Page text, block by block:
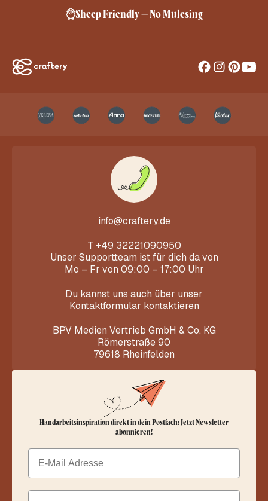
Sheep Friendly – No Mulesing
info@craftery.de
T +49 32221090950
Unser Supportteam ist für dich da von
Mo – Fr von 09:00 – 17:00 Uhr
Du kannst uns auch über unser
Kontaktformular kontaktieren
BPV Medien Vertrieb GmbH & Co. KG
Römerstraße 90
79618 Rheinfelden
Handarbeitsinspiration direkt in dein Postfach: Jetzt Newsletter
abonnieren!
Email
Dein Vorname